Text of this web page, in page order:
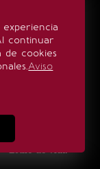
continuar
de cookies
Aviso
Estilo de vida